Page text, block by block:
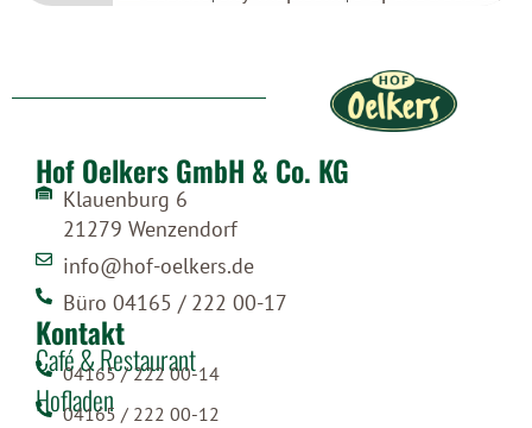
Hof Oelkers GmbH & Co. KG
Klauenburg 6
21279 Wenzendorf
info@hof-oelkers.de
Büro 04165 / 222 00-17
Kontakt
Café & Restaurant
04165 / 222 00-14
Hofladen
04165 / 222 00-12